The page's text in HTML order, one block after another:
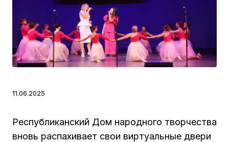
11.06.2025
Республиканский Дом народного творчества
вновь распахивает свои виртуальные двери